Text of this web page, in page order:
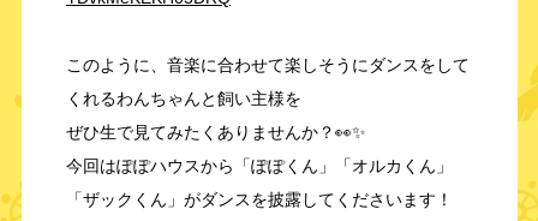
このように、音楽に合わせて楽しそうにダンスをして
くれるわんちゃんと飼い主様を
ぜひ生で見てみたくありませんか？👀✨
今回はぽぽハウスから「ぽぽくん」「オルカくん」
「ザックくん」がダンスを披露してくださいます！